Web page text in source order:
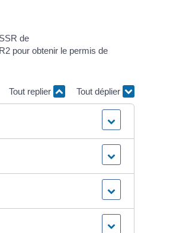
de
pour obtenir le permis de
Tout replier Tout déplier